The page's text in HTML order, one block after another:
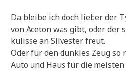
Da blei­be ich doch lie­ber der
von Ace­ton was gibt, oder der
ku­lis­se an Sil­ve­ster freut.
Oder für den dunk­les Zeug so
Auto und Haus für die mei­sten